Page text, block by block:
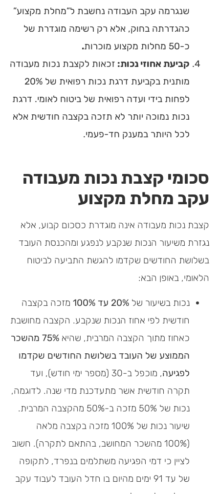
שנגרמה עקב העבודה נחשבת ל”מחלת מקצוע”
כהגדרתה בחוק, אלא רק רשימה מוגדרת של
כ-50 מחלות מקצוע מוכרות
.
קביעת אחוזי נכות: זכאות לקצבת נכות מעבודה
מותנית בקביעת דרגת נכות רפואית של 20%
לפחות בידי ועדה רפואית של ביטוח לאומי. דרגת
נכות נמוכה יותר לא תזכה בקצבה חודשית אלא
לכל היותר במענק חד-פעמי.
סכומי קצבת נכות מעבודה
עקב מחלת מקצוע
קצבת נכות מעבודה אינה מוגדרת כסכום קבוע, אלא
נגזרת משיעור הנכות שנקבע לנפגע ומהכנסת העובד
בשלושת החודשים שקדמו להגשת התביעה לביטוח
הלאומי, באופן הבא:
נכות בשיעור של 20% עד 100%
מזכה בקצבה
חודשית לפי אחוז הנכות שנקבע. הקצבה מחושבת
כאחוז מתוך הקצבה המרבית, שהיא
75% מהשכר
הממוצע של העובד בשלושת החודשים שקדמו
לפגיעה
, מוכפל ב-30 (מספר ימי חודש), ועד
תקרה חודשית אשר מתעדכנת מדי שנה. לדוגמה,
נכות של 50% מזכה ב-50% מהקצבה המרבית.
שיעור נכות של 100% מזכה בקצבה מלאה
(100% מהשכר המחושב, בהתאם לתקרה). חשוב
לציין כי דמי הפגיעה משתלמים בנפרד, לתקופה
של עד 91 ימים מהיום בו חדל העובד לעבוד עקב